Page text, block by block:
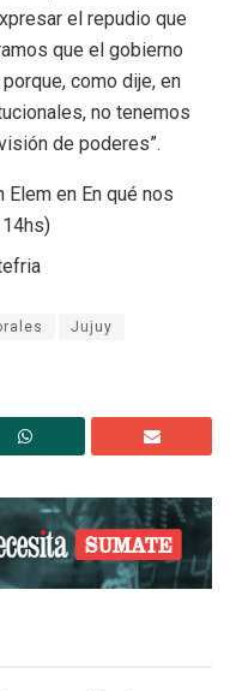
el repudio que
que el gobierno
como dije, en
no tenemos
de poderes”.
en En qué nos
Jujuy